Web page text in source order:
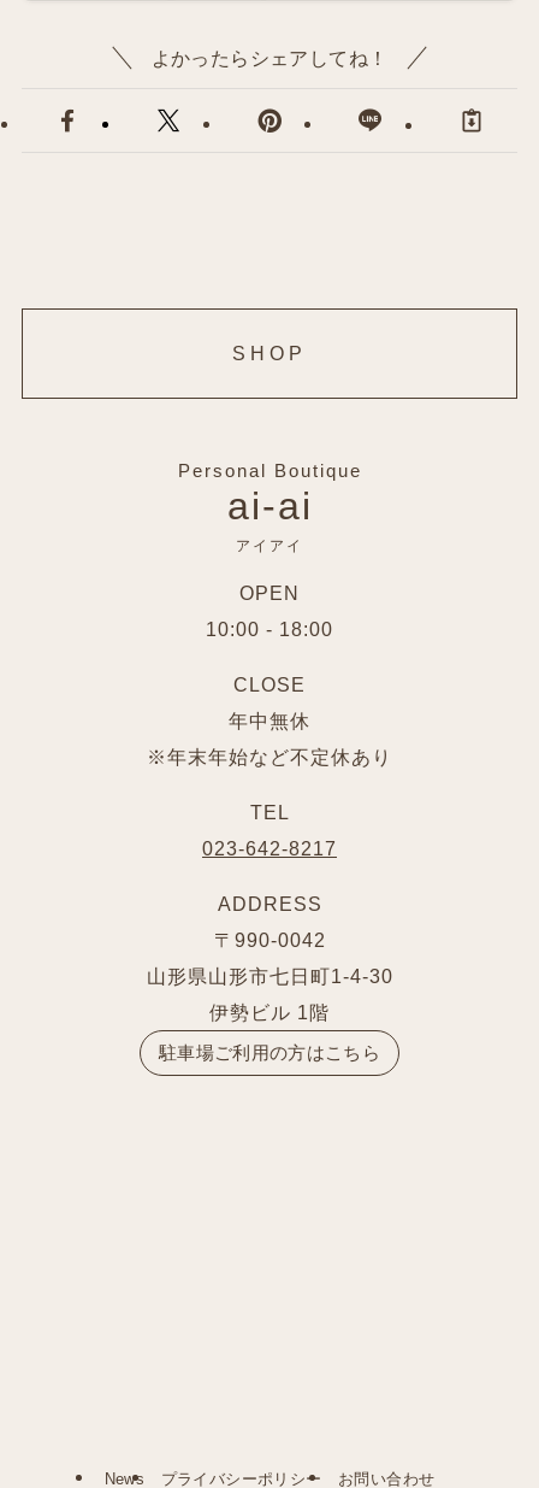
よかったらシェアしてね！
SHOP
Personal Boutique
ai-ai
アイアイ
OPEN
10:00 - 18:00
CLOSE
年中無休
※年末年始など不定休あり
TEL
023-642-8217
ADDRESS
〒990-0042
山形県山形市七日町1-4-30
伊勢ビル 1階
駐車場ご利用の方はこちら
News プライバシーポリシー お問い合わせ